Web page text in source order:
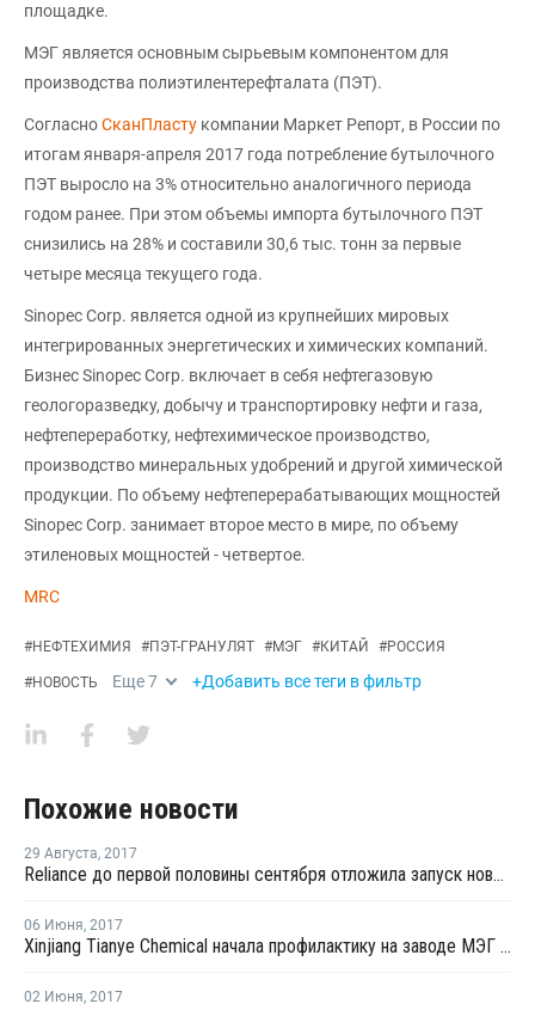
площадке.
МЭГ является основным сырьевым компонентом для
производства полиэтилентерефталата (ПЭТ).
СогласноСканПласту компании Маркет Репорт, в России по
итогам января-апреля 2017 года потребление бутылочного
ПЭТ выросло на 3% относительно аналогичного периода
годом ранее. При этом объемы импорта бутылочного ПЭТ
снизились на 28% и составили 30,6 тыс. тонн за первые
четыре месяца текущего года.
Sinopec Corp. является одной из крупнейших мировых
интегрированных энергетических и химических компаний.
Бизнес Sinopec Corp. включает в себя нефтегазовую
геологоразведку, добычу и транспортировку нефти и газа,
нефтепереработку, нефтехимическое производство,
производство минеральных удобрений и другой химической
продукции. По объему нефтеперерабатывающих мощностей
Sinopec Corp. занимает второе место в мире, по объему
этиленовых мощностей - четвертое.
MRC
#НЕФТЕХИМИЯ #ПЭТ-ГРАНУЛЯТ #МЭГ #КИТАЙ #РОССИЯ
#НОВОСТЬ Еще7 +Добавить все теги в фильтр
Похожие новости
29 Августа, 2017
Reliance до первой половины сентября отложила запуск нового завода МЭГ в Джамнагаре
06 Июня, 2017
Xinjiang Tianye Chemical начала профилактику на заводе МЭГ в Китае
02 Июня, 2017